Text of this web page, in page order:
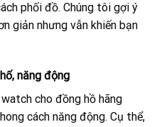
phối đồ. Chúng tôi gợi ý
giản nhưng vẫn khiến bạn
năng động
cho đồng hồ hãng
cách năng động. Cụ thể,